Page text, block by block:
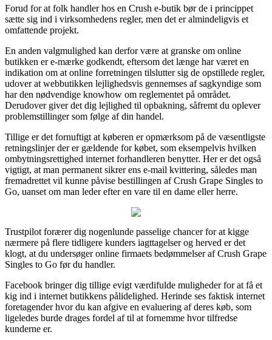
Forud for at folk handler hos en Crush e-butik bør de i princippet
sætte sig ind i virksomhedens regler, men det er almindeligvis et
omfattende projekt.
En anden valgmulighed kan derfor være at granske om online
butikken er e-mærke godkendt, eftersom det længe har været en
indikation om at online forretningen tilslutter sig de opstillede regler,
udover at webbutikken lejlighedsvis gennemses af sagkyndige som
har den nødvendige knowhow om reglementet på området.
Derudover giver det dig lejlighed til opbakning, såfremt du oplever
problemstillinger som følge af din handel.
Tillige er det fornuftigt at køberen er opmærksom på de væsentligste
retningslinjer der er gældende for købet, som eksempelvis hvilken
ombytningsrettighed internet forhandleren benytter. Her er det også
vigtigt, at man permanent sikrer ens e-mail kvittering, således man
fremadrettet vil kunne påvise bestillingen af Crush Grape Singles to
Go, uanset om man leder efter en vare til en dame eller herre.
Trustpilot forærer dig nogenlunde passelige chancer for at kigge
nærmere på flere tidligere kunders iagttagelser og herved er det
klogt, at du undersøger online firmaets bedømmelser af Crush Grape
Singles to Go før du handler.
Facebook bringer dig tillige evigt værdifulde muligheder for at få et
kig ind i internet butikkens pålidelighed. Herinde ses faktisk internet
foretagender hvor du kan afgive en evaluering af deres køb, som
ligeledes burde drages fordel af til at fornemme hvor tilfredse
kunderne er.